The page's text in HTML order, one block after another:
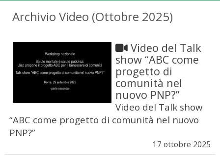
Archivio Video (Ottobre 2025)
Video del Talk
show “ABC come
progetto di
comunità nel
nuovo PNP?”
Video del Talk show
“ABC come progetto di comunità nel nuovo
PNP?”
17 ottobre 2025